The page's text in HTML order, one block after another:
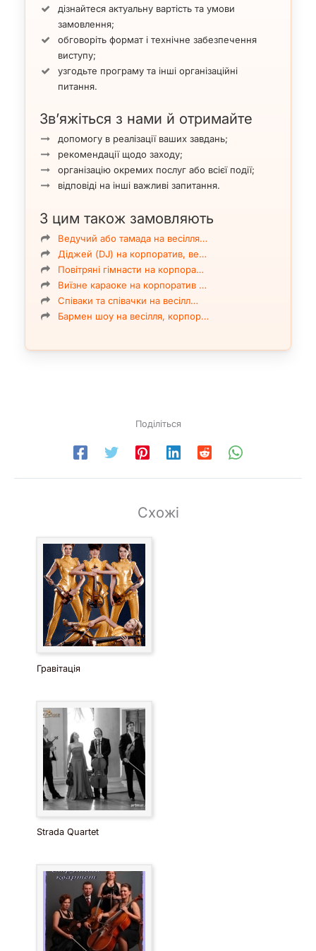
дізнайтеся актуальну вартість та умови
замовлення;
обговоріть формат і технічне забезпечення
виступу;
узгодьте програму та інші організаційні
питання.
Зв’яжіться з нами й отримайте
допомогу в реалізації ваших завдань;
рекомендації щодо заходу;
організацію окремих послуг або всієї події;
відповіді на інші важливі запитання.
З цим також замовляють
Ведучий або тамада на весілля…
Діджей (DJ) на корпоратив, ве…
Повітряні гімнасти на корпора…
Виїзне караоке на корпоратив …
Співаки та співачки на весілл…
Бармен шоу на весілля, корпор…
Поділіться
Схожі
Гравітація
Strada Quartet